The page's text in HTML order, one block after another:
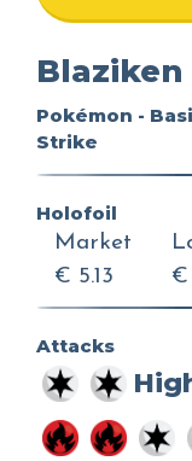
Blaziken
Pokémon -
Strike
Holofoil
Market
€ 5.13
€
Attacks